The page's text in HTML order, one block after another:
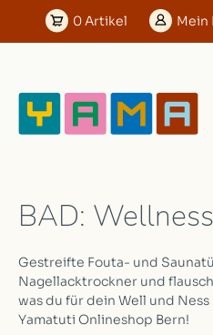
0Artikel Mein
BAD: Wellness
Gestreifte Fouta- und
Nagellacktrockner und
was du für dein Well und
Yamatuti Onlineshop Bern!